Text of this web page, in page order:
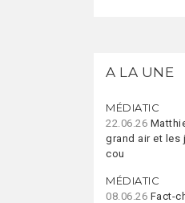
A LA UNE
MÉDIATIC
22.06.26
grand air et les
cou
MÉDIATIC
08.06.26 Fact-